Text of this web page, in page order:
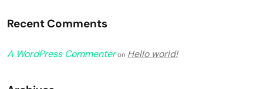
Recent Comments
A WordPress Commenteron Hello world!